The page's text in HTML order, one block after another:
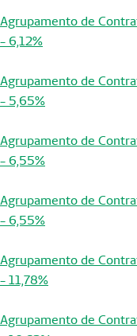
Agrupamento de
- 6,12%
Agrupamento de
- 5,65%
Agrupamento de
- 6,55%
Agrupamento de
- 6,55%
Agrupamento de
- 11,78%
Agrupamento de